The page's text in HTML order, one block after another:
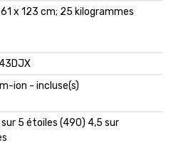
61 x 123 cm; 25 kilogrammes
ion - incluse(s)
5 étoiles (490) 4,5 sur